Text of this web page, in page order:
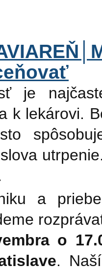
je
k lekárovi.
a
o
.